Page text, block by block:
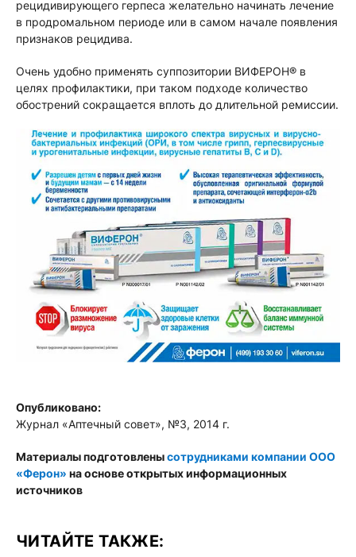
рецидивирующего герпеса желательно начинать лечение
в продромальном периоде или в самом начале появления
признаков рецидива.
Очень удобно применять суппозитории ВИФЕРОН® в
целях профилактики, при таком подходе количество
обострений сокращается вплоть до длительной ремиссии.
Опубликовано:
Журнал «Аптечный совет», №3, 2014 г.
Материалы подготовленысотрудниками компании ООО
«Ферон» на основе открытых информационных
источников
ЧИТАЙТЕ ТАКЖЕ: